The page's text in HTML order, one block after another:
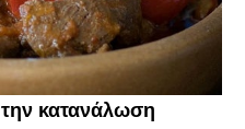
κατανάλωση